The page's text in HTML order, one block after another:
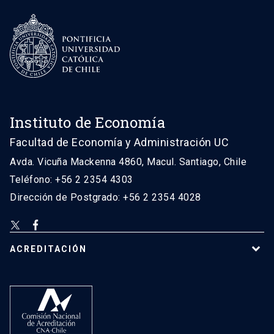
Instituto de Economía
Facultad de Economía y Administración UC
Avda. Vicuña Mackenna 4860, Macul. Santiago, Chile
Teléfono: +56 2 2354 4303
Dirección de Postgrado: +56 2 2354 4028
ACREDITACIÓN